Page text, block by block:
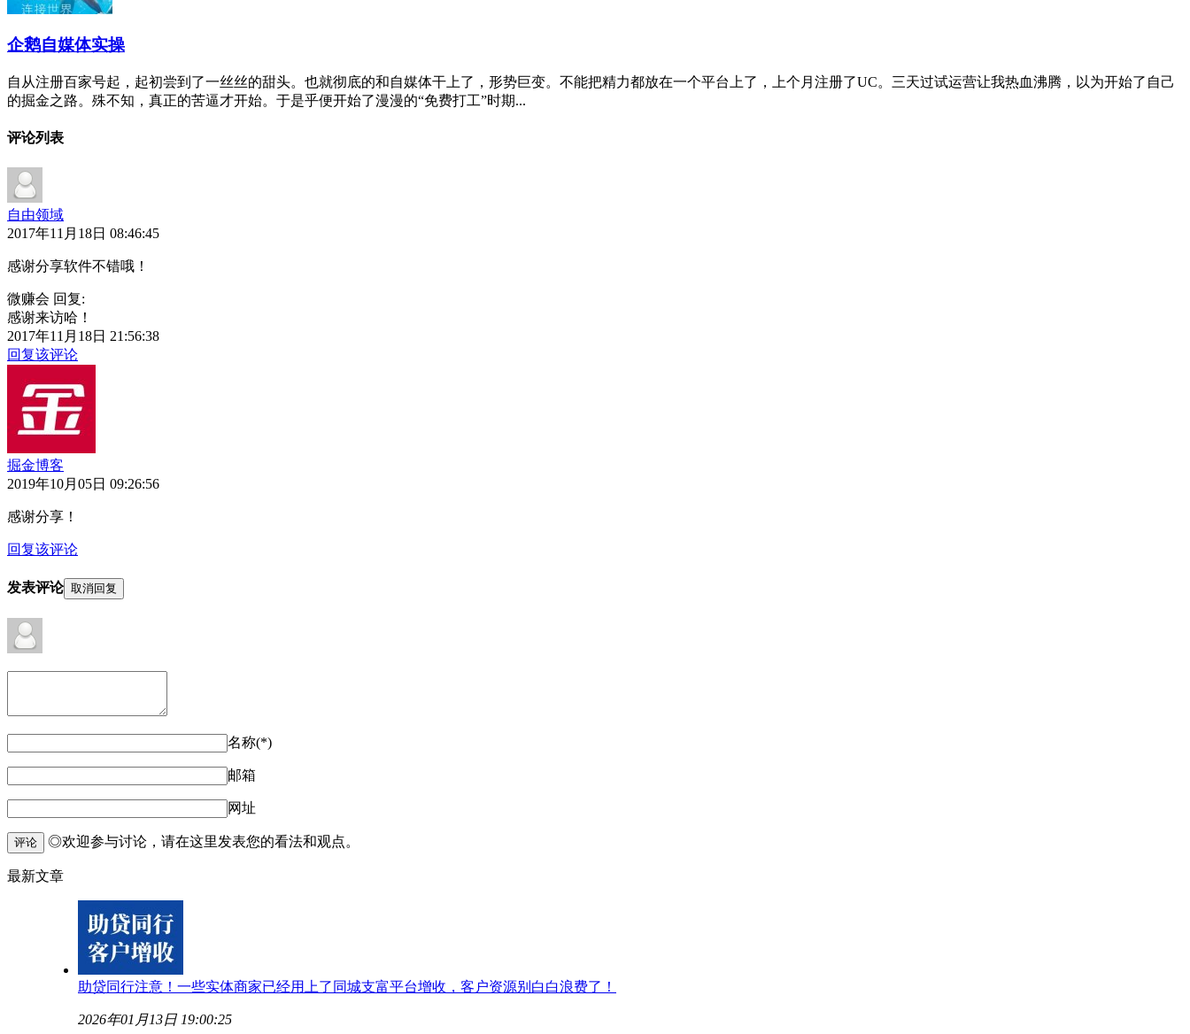
企鹅自媒体实操
自从注册百家号起，起初尝到了一丝丝的甜头。也就彻底的和自媒体干上了，形势巨变。不能把精力都放在一个平台上了，上个月注册了UC。三天过试运营让我热血沸腾，以为开始了自己
的掘金之路。殊不知，真正的苦逼才开始。于是乎便开始了漫漫的“免费打工”时期...
评论列表
自由领域
2017年11月18日 08:46:45
感谢分享软件不错哦！
微赚会 回复:
感谢来访哈！
2017年11月18日 21:56:38
回复该评论
掘金博客
2019年10月05日 09:26:56
感谢分享！
回复该评论
发表评论 取消回复
名称(*)
邮箱
网址
评论 ◎欢迎参与讨论，请在这里发表您的看法和观点。
最新文章
助贷同行注意！一些实体商家已经用上了同城支富平台增收，客户资源别白白浪费了！
2026年01月13日 19:00:25